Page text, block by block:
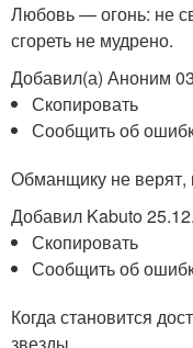
Любовь — огонь: не
сгореть не мудрено.
Добавил(а) Аноним
Скопировать
Сообщить об
Обманщику не верят,
Добавил Kabuto
Скопировать
Сообщить об
Когда становится